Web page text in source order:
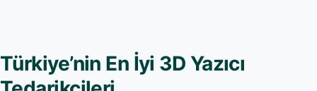
Türkiye’nin En İyi 3D Yazıcı